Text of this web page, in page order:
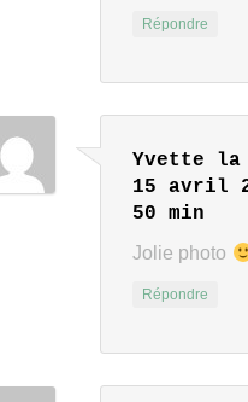
Répondre
Yvette la
15 avril
50 min
Jolie photo
Répondre